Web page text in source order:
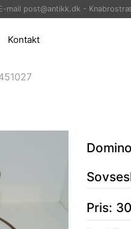
mail post@antikk.dk -
Kontakt
Domino
Pris: